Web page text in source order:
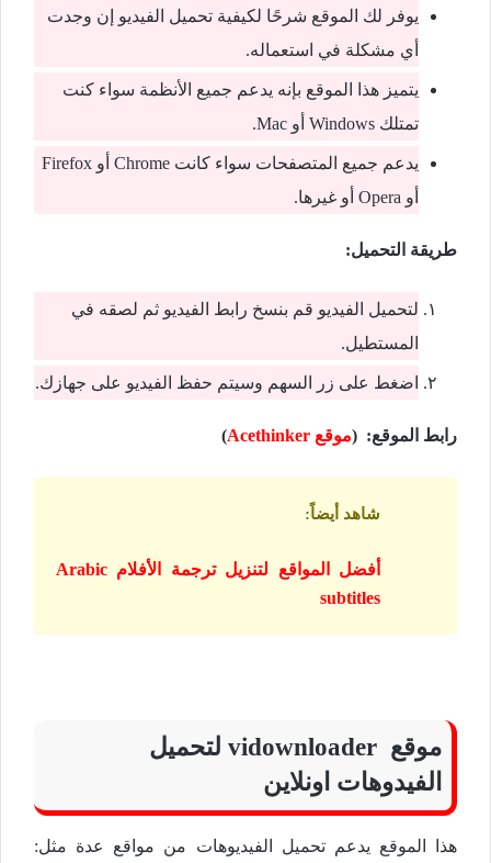
يوفر لك الموقع شرحًا لكيفية تحميل الفيديو إن وجدت
أي مشكلة في استعماله.
يتميز هذا الموقع بإنه يدعم جميع الأنظمة سواء كنت
تمتلك Windows أو Mac.
يدعم جميع المتصفحات سواء كانت Chrome أو Firefox
أو Opera أو غيرها.
طريقة التحميل:
لتحميل الفيديو قم بنسخ رابط الفيديو ثم لصقه في
المستطيل.
اضغط على زر السهم وسيتم حفظ الفيديو على جهازك.
رابط الموقع: (موقع Acethinker )
شاهد أيضاً:
أفضل المواقع لتنزيل ترجمة الأفلام Arabic
subtitles
موقع vidownloader لتحميل
الفيدوهات اونلاين
هذا الموقع يدعم تحميل الفيديوهات من مواقع عدة مثل: